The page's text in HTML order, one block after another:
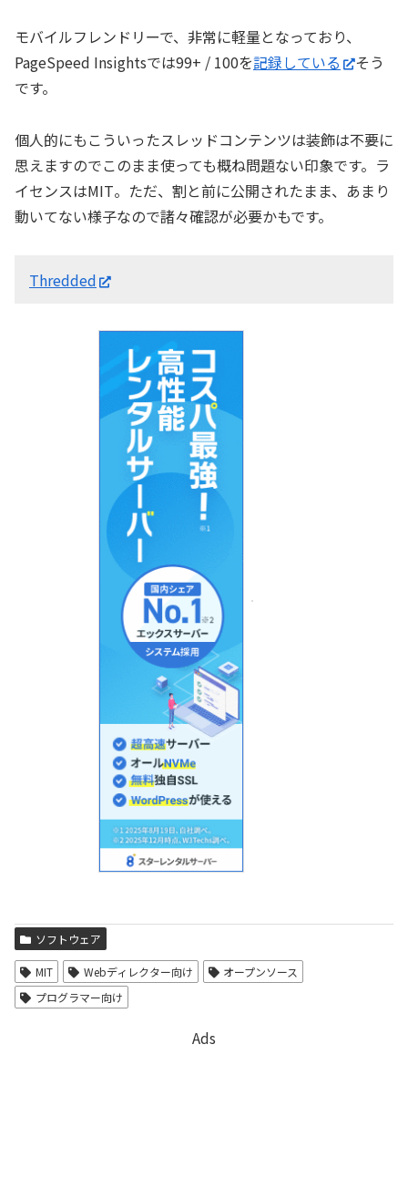
モバイルフレンドリーで、非常に軽量となっており、
PageSpeed Insightsでは99+ / 100を記録している
そう
です。
個人的にもこういったスレッドコンテンツは装飾は不要に
思えますのでこのまま使っても概ね問題ない印象です。ラ
イセンスはMIT。ただ、割と前に公開されたまま、あまり
動いてない様子なので諸々確認が必要かもです。
Thredded
ソフトウェア
MIT Webディレクター向け
オープンソース
プログラマー向け
Ads